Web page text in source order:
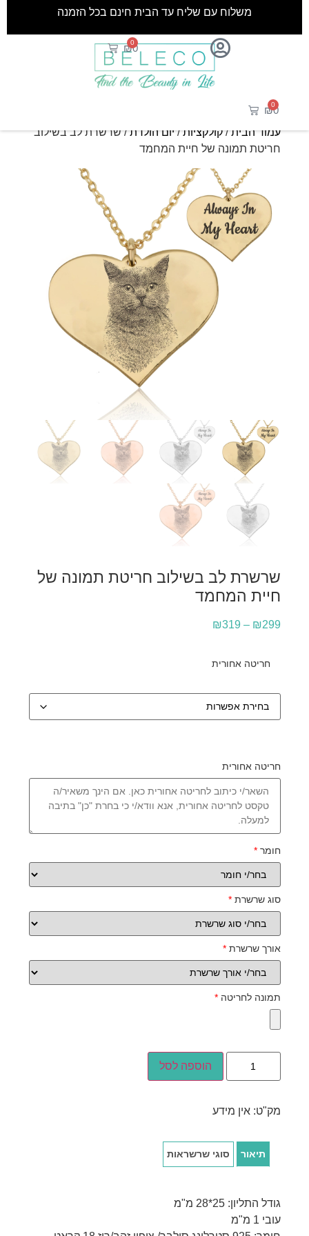
₪0
0
משלוח עם שליח עד הבית חינם בכל הזמנה
₪0
0
עמוד הבית/קולקציות/יום הולדת/ שרשרת לב בשילוב
חריטת תמונה של חיית המחמד
שרשרת לב בשילוב חריטת תמונה של
חיית המחמד
₪299
–
₪319
חריטה אחורית
חריטה אחורית
חומר*
סוג שרשרת*
אורך שרשרת*
תמונה לחריטה*
הוספה לסל
מק"ט:אין מידע
תיאור סוגי שרשראות
גודל התליון: 25*28 מ"מ
עובי 1 מ"מ